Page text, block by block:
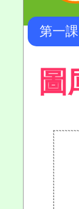
第一課
圖